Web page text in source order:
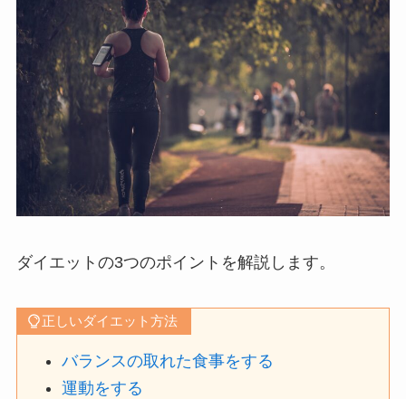
ダイエットの3つのポイントを解説します。
正しいダイエット方法
バランスの取れた食事をする
運動をする